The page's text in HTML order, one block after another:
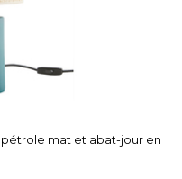
mat et abat-jour en